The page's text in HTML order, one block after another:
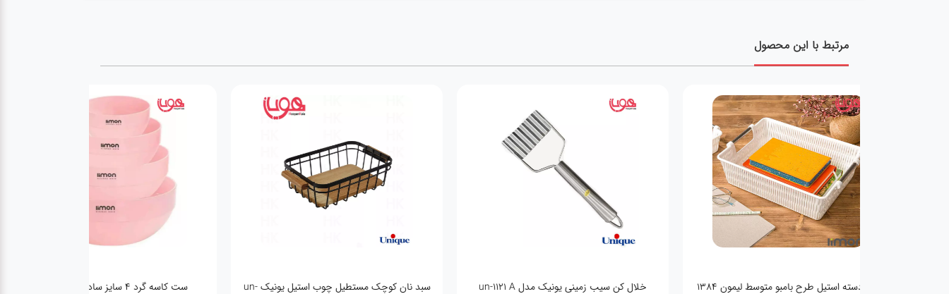
مرتبط با این محصول
سبد دسته استیل طرح بامبو متوسط لیمون 1384 خلال کن سیب زمینی یونیک مدل un-1121 A ست کاسه گرد 4 سایز ساده لیمون 9943